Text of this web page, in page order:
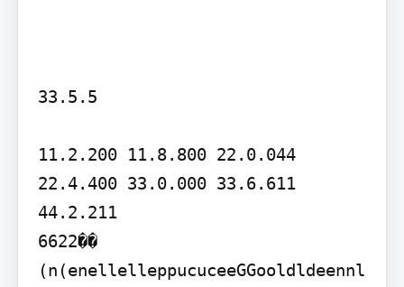
33.5.5
11.2.200 11.8.800 22.0.044
22.4.400 33.0.000 33.6.611
44.2.211
6622��
(n(enellelleppucuceeGGooldldeennl